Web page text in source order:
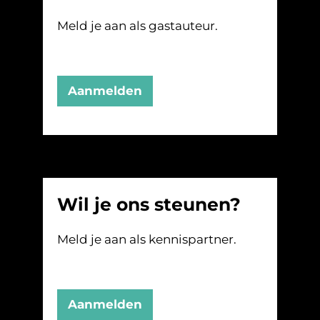
Meld je aan als gastauteur.
Aanmelden
Wil je ons steunen?
Meld je aan als kennispartner.
Aanmelden